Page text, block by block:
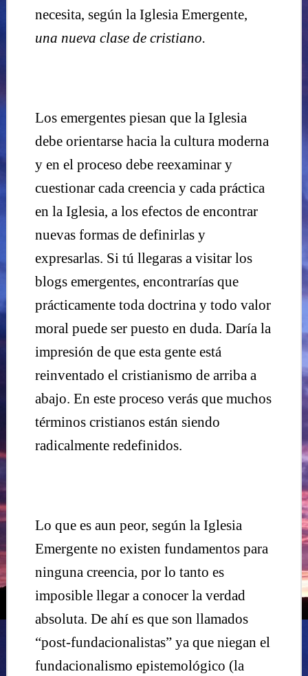
necesita, según la Iglesia Emergente,
una nueva clase de cristiano.
Los emergentes piesan que la Iglesia
debe orientarse hacia la cultura moderna
y en el proceso debe reexaminar y
cuestionar cada creencia y cada práctica
en la Iglesia, a los efectos de encontrar
nuevas formas de definirlas y
expresarlas. Si tú llegaras a visitar los
blogs emergentes, encontrarías que
prácticamente toda doctrina y todo valor
moral puede ser puesto en duda. Daría la
impresión de que esta gente está
reinventado el cristianismo de arriba a
abajo. En este proceso verás que muchos
términos cristianos están siendo
radicalmente redefinidos.
Lo que es aun peor, según la Iglesia
Emergente no existen fundamentos para
ninguna creencia, por lo tanto es
imposible llegar a conocer la verdad
absoluta. De ahí es que son llamados
“post-fundacionalistas” ya que niegan el
fundacionalismo epistemológico (la